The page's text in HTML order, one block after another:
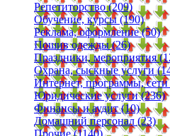
Репетиторство (209)
Обучение, курсы (190)
Реклама, оформление (50)
Пошив одежды (26)
Праздники, мероприятия
Охрана, сыскные услуги
Интернет, программы, сети
Юридические услуги (236)
Финансы и аудит (10)
Домашний персонал (23)
Прочие (1140)